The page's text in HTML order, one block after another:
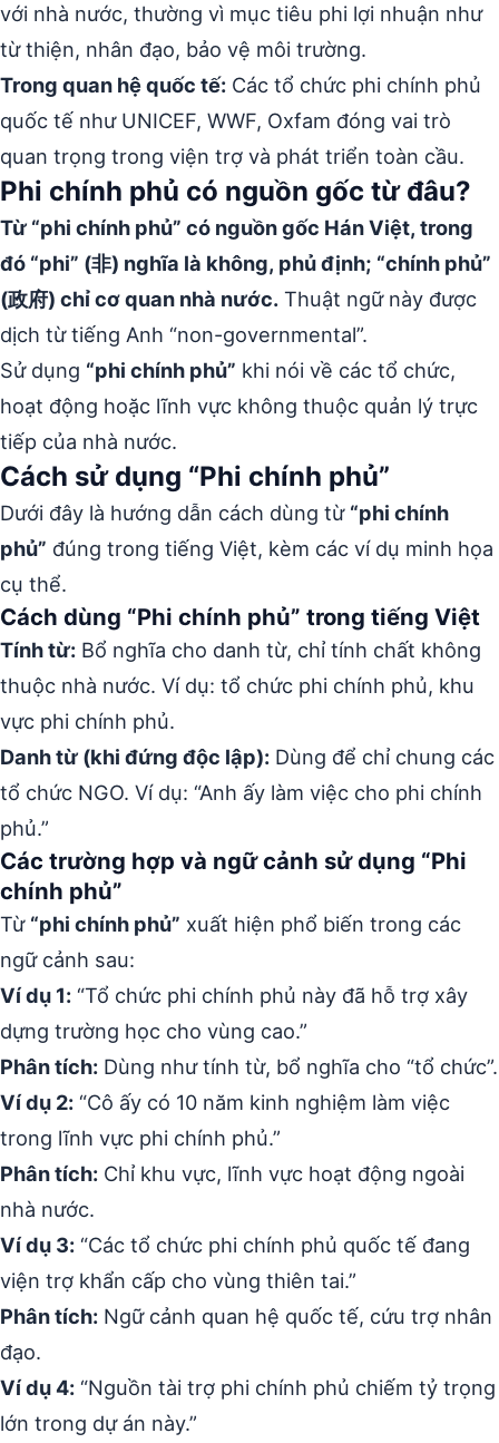
với nhà nước, thường vì mục tiêu phi lợi nhuận như
từ thiện, nhân đạo, bảo vệ môi trường.
Trong quan hệ quốc tế: Các tổ chức phi chính phủ
quốc tế như UNICEF, WWF, Oxfam đóng vai trò
quan trọng trong viện trợ và phát triển toàn cầu.
Phi chính phủ có nguồn gốc từ đâu?
Từ “phi chính phủ” có nguồn gốc Hán Việt, trong
đó “phi” (非) nghĩa là không, phủ định; “chính phủ”
(政府) chỉ cơ quan nhà nước. Thuật ngữ này được
dịch từ tiếng Anh “non-governmental”.
Sử dụng “phi chính phủ” khi nói về các tổ chức,
hoạt động hoặc lĩnh vực không thuộc quản lý trực
tiếp của nhà nước.
Cách sử dụng “Phi chính phủ”
Dưới đây là hướng dẫn cách dùng từ “phi chính
phủ” đúng trong tiếng Việt, kèm các ví dụ minh họa
cụ thể.
Cách dùng “Phi chính phủ” trong tiếng Việt
Tính từ: Bổ nghĩa cho danh từ, chỉ tính chất không
thuộc nhà nước. Ví dụ: tổ chức phi chính phủ, khu
vực phi chính phủ.
Danh từ (khi đứng độc lập): Dùng để chỉ chung các
tổ chức NGO. Ví dụ: “Anh ấy làm việc cho phi chính
phủ.”
Các trường hợp và ngữ cảnh sử dụng “Phi
chính phủ”
Từ “phi chính phủ” xuất hiện phổ biến trong các
ngữ cảnh sau:
Ví dụ 1: “Tổ chức phi chính phủ này đã hỗ trợ xây
dựng trường học cho vùng cao.”
Phân tích: Dùng như tính từ, bổ nghĩa cho “tổ chức”.
Ví dụ 2: “Cô ấy có 10 năm kinh nghiệm làm việc
trong lĩnh vực phi chính phủ.”
Phân tích: Chỉ khu vực, lĩnh vực hoạt động ngoài
nhà nước.
Ví dụ 3: “Các tổ chức phi chính phủ quốc tế đang
viện trợ khẩn cấp cho vùng thiên tai.”
Phân tích: Ngữ cảnh quan hệ quốc tế, cứu trợ nhân
đạo.
Ví dụ 4: “Nguồn tài trợ phi chính phủ chiếm tỷ trọng
lớn trong dự án này.”